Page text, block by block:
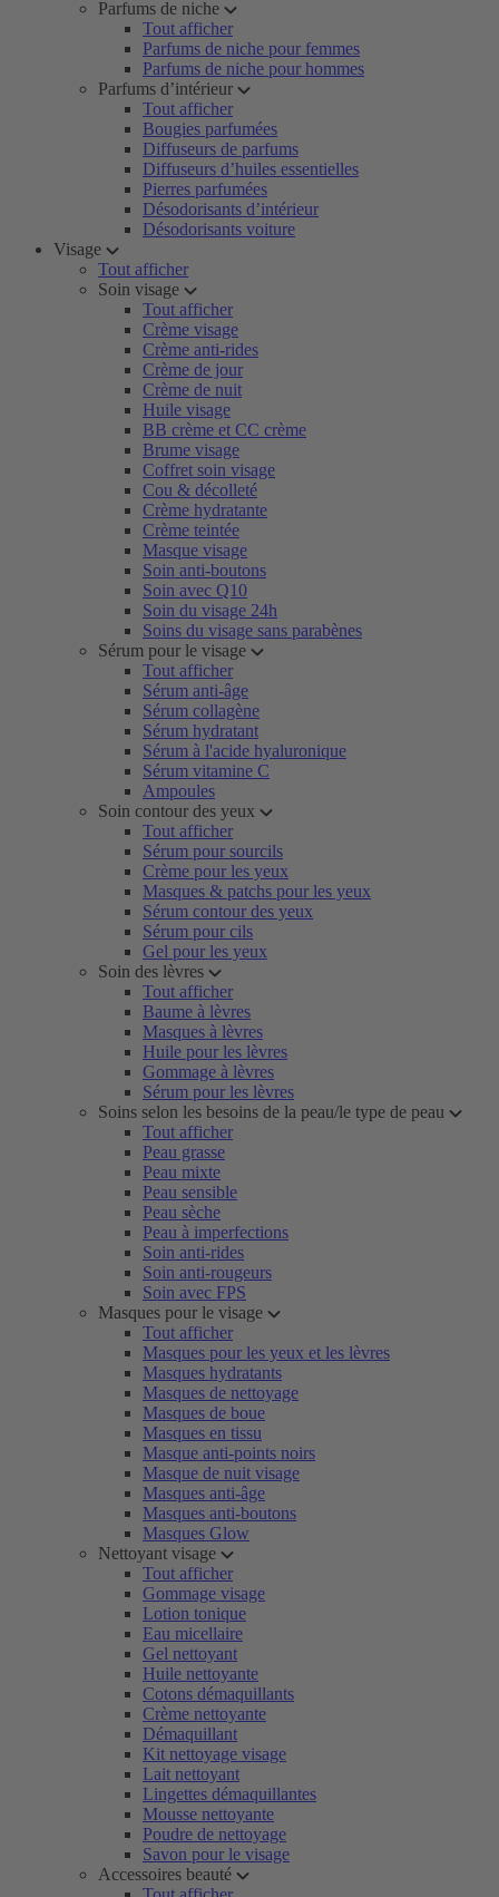
Parfums de niche
Tout afficher
Parfums de niche pour femmes
Parfums de niche pour hommes
Parfums d’intérieur
Tout afficher
Bougies parfumées
Diffuseurs de parfums
Diffuseurs d’huiles essentielles
Pierres parfumées
Désodorisants d’intérieur
Désodorisants voiture
Visage
Tout afficher
Soin visage
Tout afficher
Crème visage
Crème anti-rides
Crème de jour
Crème de nuit
Huile visage
BB crème et CC crème
Brume visage
Coffret soin visage
Cou & décolleté
Crème hydratante
Crème teintée
Masque visage
Soin anti-boutons
Soin avec Q10
Soin du visage 24h
Soins du visage sans parabènes
Sérum pour le visage
Tout afficher
Sérum anti-âge
Sérum collagène
Sérum hydratant
Sérum à l'acide hyaluronique
Sérum vitamine C
Ampoules
Soin contour des yeux
Tout afficher
Sérum pour sourcils
Crème pour les yeux
Masques & patchs pour les yeux
Sérum contour des yeux
Sérum pour cils
Gel pour les yeux
Soin des lèvres
Tout afficher
Baume à lèvres
Masques à lèvres
Huile pour les lèvres
Gommage à lèvres
Sérum pour les lèvres
Soins selon les besoins de la peau/le type de peau
Tout afficher
Peau grasse
Peau mixte
Peau sensible
Peau sèche
Peau à imperfections
Soin anti-rides
Soin anti-rougeurs
Soin avec FPS
Masques pour le visage
Tout afficher
Masques pour les yeux et les lèvres
Masques hydratants
Masques de nettoyage
Masques de boue
Masques en tissu
Masque anti-points noirs
Masque de nuit visage
Masques anti-âge
Masques anti-boutons
Masques Glow
Nettoyant visage
Tout afficher
Gommage visage
Lotion tonique
Eau micellaire
Gel nettoyant
Huile nettoyante
Cotons démaquillants
Crème nettoyante
Démaquillant
Kit nettoyage visage
Lait nettoyant
Lingettes démaquillantes
Mousse nettoyante
Poudre de nettoyage
Savon pour le visage
Accessoires beauté